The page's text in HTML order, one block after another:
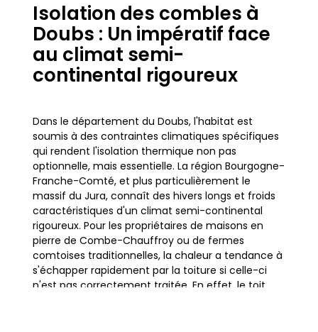
Isolation des combles à
Doubs : Un impératif face
au climat semi-
continental rigoureux
Dans le département du Doubs, l'habitat est
soumis à des contraintes climatiques spécifiques
qui rendent l'isolation thermique non pas
optionnelle, mais essentielle. La région Bourgogne-
Franche-Comté, et plus particulièrement le
massif du Jura, connaît des hivers longs et froids
caractéristiques d'un climat semi-continental
rigoureux. Pour les propriétaires de maisons en
pierre de Combe-Chauffroy ou de fermes
comtoises traditionnelles, la chaleur a tendance à
s'échapper rapidement par la toiture si celle-ci
n'est pas correctement traitée. En effet, le toit